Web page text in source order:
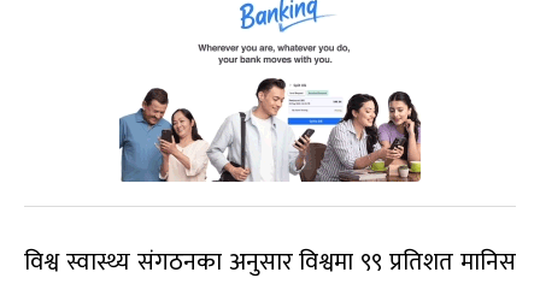
विश्व स्वास्थ्य संगठनका अनुसार विश्वमा ९९ प्रतिशत मानिस